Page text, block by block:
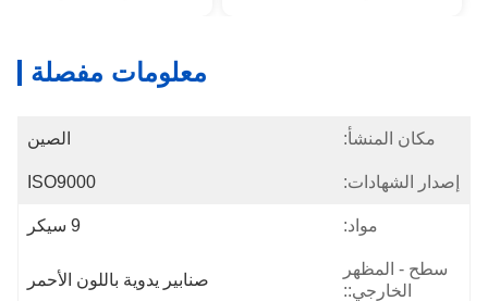
معلومات مفصلة
مكان المنشأ: الصين
إصدار الشهادات: ISO9000
مواد: 9 سيكر
سطح - المظهر
الخارجي::
صنابير يدوية باللون الأحمر